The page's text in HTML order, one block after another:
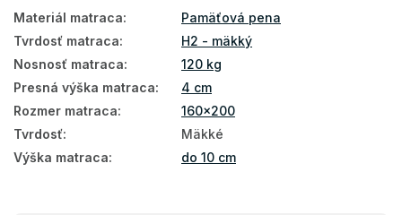
Tenké matrace 160x200
Vrchné matrace 4 cm
Vrchný matrac 160x200
Materiál matraca:
Pamäťová pena
Tvrdosť matraca:
H2 - mäkký
Nosnosť matraca:
120 kg
Presná výška matraca:
4 cm
Rozmer matraca:
160x200
Tvrdosť:
Mäkké
Výška matraca: do 10 cm